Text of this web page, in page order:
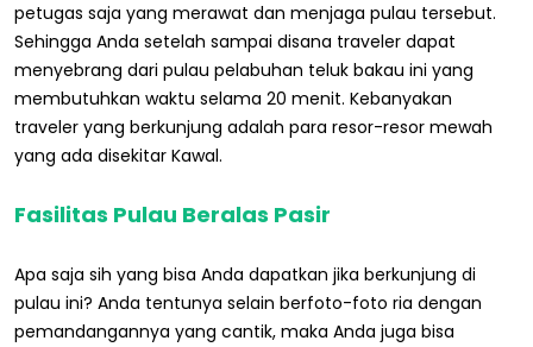
petugas saja yang merawat dan menjaga pulau tersebut.
Sehingga Anda setelah sampai disana traveler dapat
menyebrang dari pulau pelabuhan teluk bakau ini yang
membutuhkan waktu selama 20 menit. Kebanyakan
traveler yang berkunjung adalah para resor-resor mewah
yang ada disekitar Kawal.
Fasilitas Pulau Beralas Pasir
Apa saja sih yang bisa Anda dapatkan jika berkunjung di
pulau ini? Anda tentunya selain berfoto-foto ria dengan
pemandangannya yang cantik, maka Anda juga bisa